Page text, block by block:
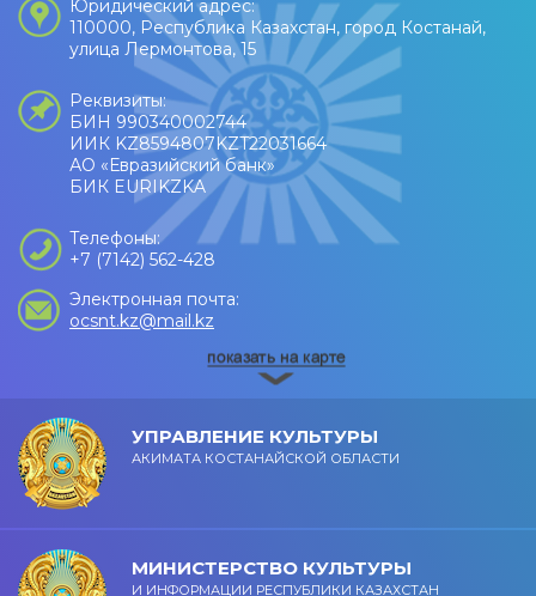
Юридический адрес:
110000, Республика Казахстан, город Костанай,
улица Лермонтова, 15
Реквизиты:
БИН 990340002744
ИИК KZ8594807KZT22031664
АО «Евразийский банк»
БИК EURIKZKA
Телефоны:
+7 (7142) 562-428
Электронная почта:
ocsnt.kz@mail.kz
УПРАВЛЕНИЕ КУЛЬТУРЫ
АКИМАТА КОСТАНАЙСКОЙ ОБЛАСТИ
МИНИСТЕРСТВО КУЛЬТУРЫ
И ИНФОРМАЦИИ РЕСПУБЛИКИ КАЗАХСТАН